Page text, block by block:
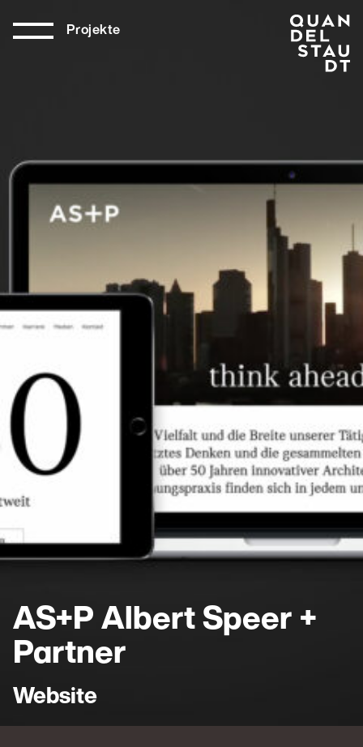
Projekte
AS+P Albert Speer +
Partner
Website